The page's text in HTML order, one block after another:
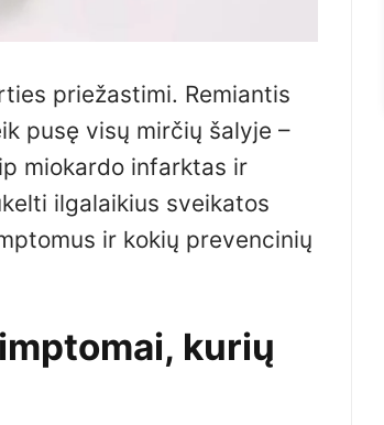
priežastimi. Remiantis
pusę visų mirčių šalyje –
miokardo infarktas ir
ilgalaikius sveikatos
ir kokių prevencinių
kurių